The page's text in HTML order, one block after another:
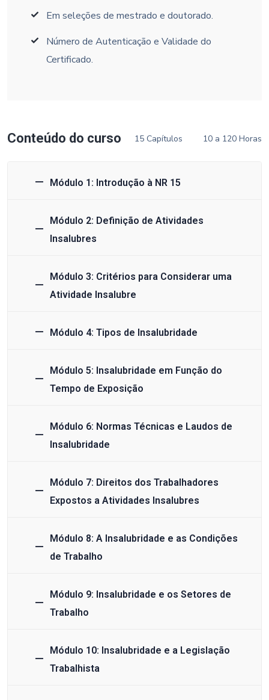
Em seleções de mestrado e doutorado.
Número de Autenticação e Validade do
Certificado.
Conteúdo do curso 15 Capítulos 10 a 120 Horas
Módulo 1: Introdução à NR 15
Módulo 2: Definição de Atividades
Insalubres
Módulo 3: Critérios para Considerar uma
Atividade Insalubre
Módulo 4: Tipos de Insalubridade
Módulo 5: Insalubridade em Função do
Tempo de Exposição
Módulo 6: Normas Técnicas e Laudos de
Insalubridade
Módulo 7: Direitos dos Trabalhadores
Expostos a Atividades Insalubres
Módulo 8: A Insalubridade e as Condições
de Trabalho
Módulo 9: Insalubridade e os Setores de
Trabalho
Módulo 10: Insalubridade e a Legislação
Trabalhista